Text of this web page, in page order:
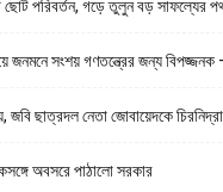
পরিবর্তন, গড়ে তুলুন বড় সাফল্যের
জনমনে সংশয় গণতন্ত্রের জন্য
জবি ছাত্রদল নেতা জোবায়েদকে
অবসরে পাঠালো সরকার